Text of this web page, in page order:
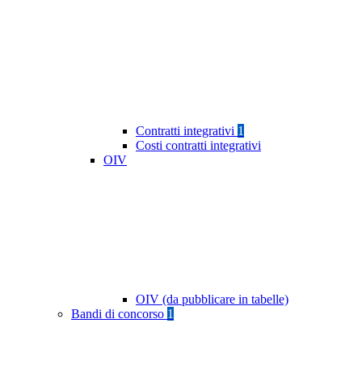
Contratti integrativi 1
Costi contratti integrativi
OIV
OIV (da pubblicare in tabelle)
Bandi di concorso 1